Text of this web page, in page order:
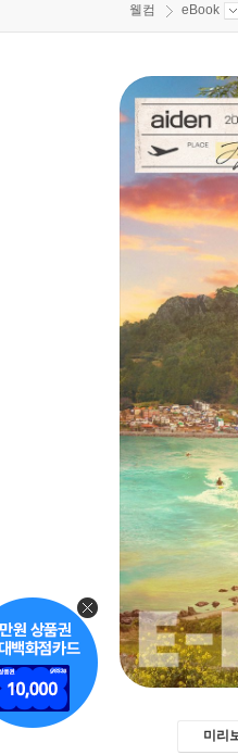
웰컴 eBook
미리